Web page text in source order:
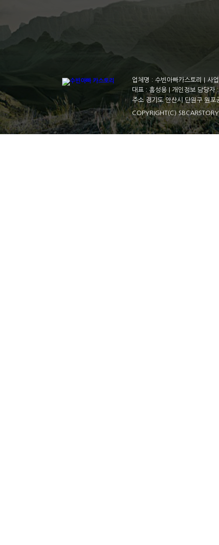
업체명 : 수빈아빠카스토리 |
대표 : 홈성용 | 개인정보 담당
주소 경기도 안산시 단원구 원
COPYRIGHT(C)